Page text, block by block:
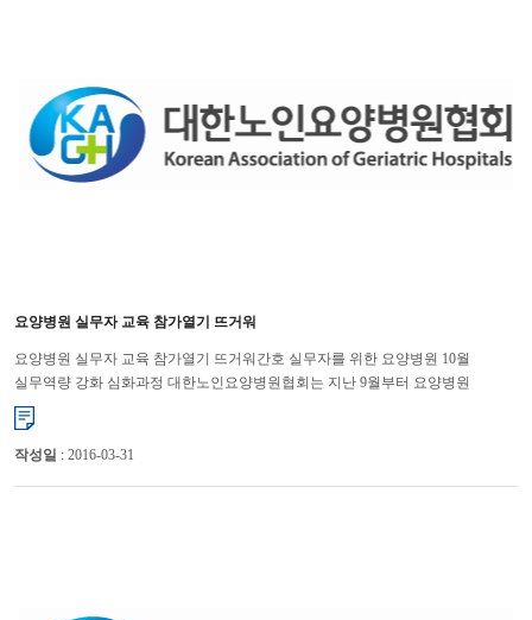
요양병원 실무자 교육 참가열기 뜨거워
요양병원 실무자 교육 참가열기 뜨거워간호 실무자를 위한 요양병원 10월
실무역량 강화 심화과정 대한노인요양병원협회는 지난 9월부터 요양병원
실무자들의 직무능력 향상을 통해 경쟁력 강화를 위해 실무역량 강...
작성일 : 2016-03-31